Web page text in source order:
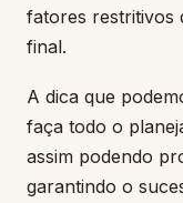
fatores restritivos
final.
A dica que
faça todo o
assim podendo
garantindo o